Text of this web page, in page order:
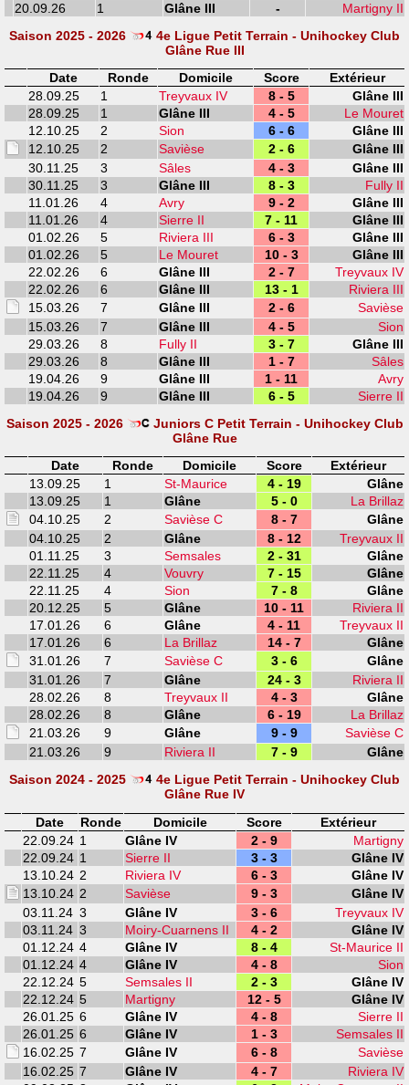
20.09.26
1 Glâne III -
Martigny II
Saison 2025 - 2026
4e Ligue Petit Terrain - Unihockey Club
Glâne Rue III
Date
Ronde Domicile Score
Extérieur
28.09.25
1 Treyvaux IV 8 - 5
Glâne III
28.09.25
1 Glâne III 4 - 5
Le Mouret
12.10.25
2 Sion 6 - 6
Glâne III
12.10.25
2 Savièse 2 - 6
Glâne III
30.11.25
3 Sâles 4 - 3
Glâne III
30.11.25
3 Glâne III 8 - 3
Fully II
11.01.26
4 Avry 9 - 2
Glâne III
11.01.26
4 Sierre II 7 - 11
Glâne III
01.02.26
5 Riviera III 6 - 3
Glâne III
01.02.26
5 Le Mouret 10 - 3
Glâne III
22.02.26
6 Glâne III 2 - 7
Treyvaux IV
22.02.26
6 Glâne III 13 - 1
Riviera III
15.03.26
7 Glâne III 2 - 6
Savièse
15.03.26
7 Glâne III 4 - 5
Sion
29.03.26
8 Fully II 3 - 7
Glâne III
29.03.26
8 Glâne III 1 - 7
Sâles
19.04.26
9 Glâne III 1 - 11
Avry
19.04.26
9 Glâne III 6 - 5
Sierre II
Saison 2025 - 2026
Juniors C Petit Terrain - Unihockey Club
Glâne Rue
Date
Ronde Domicile Score
Extérieur
13.09.25
1 St-Maurice 4 - 19
Glâne
13.09.25
1 Glâne 5 - 0
La Brillaz
04.10.25
2 Savièse C 8 - 7
Glâne
04.10.25
2 Glâne 8 - 12
Treyvaux II
01.11.25
3 Semsales 2 - 31
Glâne
22.11.25
4 Vouvry 7 - 15
Glâne
22.11.25
4 Sion 7 - 8
Glâne
20.12.25
5 Glâne 10 - 11
Riviera II
17.01.26
6 Glâne 4 - 11
Treyvaux II
17.01.26
6 La Brillaz 14 - 7
Glâne
31.01.26
7 Savièse C 3 - 6
Glâne
31.01.26
7 Glâne 24 - 3
Riviera II
28.02.26
8 Treyvaux II 4 - 3
Glâne
28.02.26
8 Glâne 6 - 19
La Brillaz
21.03.26
9 Glâne 9 - 9
Savièse C
21.03.26
9 Riviera II 7 - 9
Glâne
Saison 2024 - 2025
4e Ligue Petit Terrain - Unihockey Club
Glâne Rue IV
Date
Ronde Domicile Score
Extérieur
22.09.24 1 Glâne IV 2 - 9
Martigny
22.09.24 1 Sierre II 3 - 3
Glâne IV
13.10.24 2 Riviera IV 6 - 3
Glâne IV
13.10.24 2 Savièse 9 - 3
Glâne IV
03.11.24 3 Glâne IV 3 - 6
Treyvaux IV
03.11.24 3 Moiry-Cuarnens II 4 - 2
Glâne IV
01.12.24 4 Glâne IV 8 - 4
St-Maurice II
01.12.24 4 Glâne IV 4 - 8
Sion
22.12.24 5 Semsales II 2 - 3
Glâne IV
22.12.24 5 Martigny 12 - 5
Glâne IV
26.01.25 6 Glâne IV 4 - 8
Sierre II
26.01.25 6 Glâne IV 1 - 3
Semsales II
16.02.25 7 Glâne IV 6 - 8
Savièse
16.02.25 7 Glâne IV 4 - 7
Riviera IV